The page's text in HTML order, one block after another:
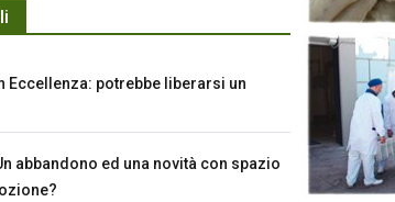
Eccellenza: potrebbe liberarsi un
abbandono ed una novità con spazio